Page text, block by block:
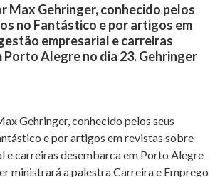
Max Gehringer, conhecido pelos
no Fantástico e por artigos em
empresarial e carreiras
Porto Alegre no dia 23. Gehringer
Gehringer, conhecido pelos seus
e por artigos em revistas sobre
e carreiras desembarca em Porto Alegre
ministrará a palestra Carreira e Emprego